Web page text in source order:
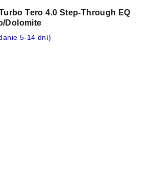
Tero 4.0 Step-Through EQ
Dolomite
5-14 dní)